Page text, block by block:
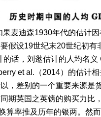
果麦迪森1930年代的估计
假设19世纪末20世纪初
的话，刘逖估计的人均名
et al.（2014）的估计
，差别的一个重要来源是
期英国之英镑的购买力比
算率推及历年的银两。然